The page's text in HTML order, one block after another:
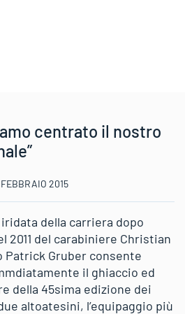
centrato il nostro
2015
della carriera dopo
2011 del carabiniere Christian
Patrick Gruber consente
il ghiaccio ed
della 45sima edizione dei
altoatesini, l’equipaggio più